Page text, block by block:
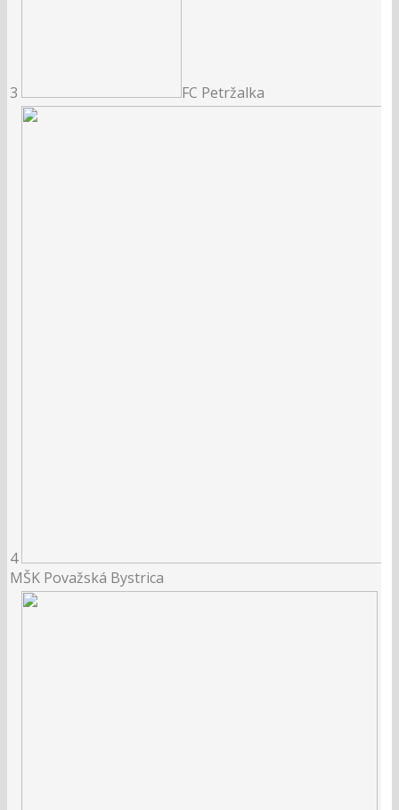
3 FC Petržalka
4
MŠK Považská Bystrica